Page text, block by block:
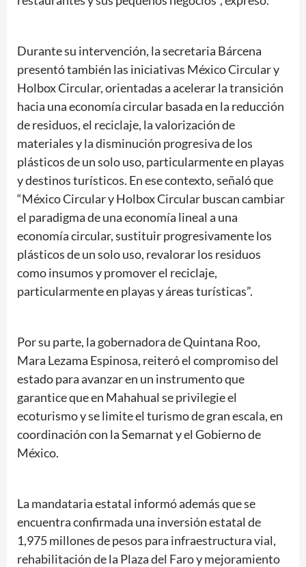
Durante su intervención, la secretaria Bárcena
presentó también las iniciativas México Circular y
Holbox Circular, orientadas a acelerar la transición
hacia una economía circular basada en la reducción
de residuos, el reciclaje, la valorización de
materiales y la disminución progresiva de los
plásticos de un solo uso, particularmente en playas
y destinos turísticos. En ese contexto, señaló que
“México Circular y Holbox Circular buscan cambiar
el paradigma de una economía lineal a una
economía circular, sustituir progresivamente los
plásticos de un solo uso, revalorar los residuos
como insumos y promover el reciclaje,
particularmente en playas y áreas turísticas”.
Por su parte, la gobernadora de Quintana Roo,
Mara Lezama Espinosa, reiteró el compromiso del
estado para avanzar en un instrumento que
garantice que en Mahahual se privilegie el
ecoturismo y se limite el turismo de gran escala, en
coordinación con la Semarnat y el Gobierno de
México.
La mandataria estatal informó además que se
encuentra confirmada una inversión estatal de
1,975 millones de pesos para infraestructura vial,
rehabilitación de la Plaza del Faro y mejoramiento